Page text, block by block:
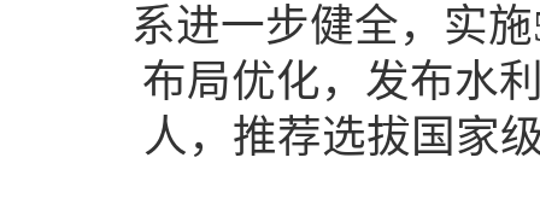
系进一步健全，实
布局优化，发布水
人，推荐选拔国家